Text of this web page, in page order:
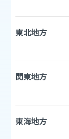
東北地方
関東地方
東海地方